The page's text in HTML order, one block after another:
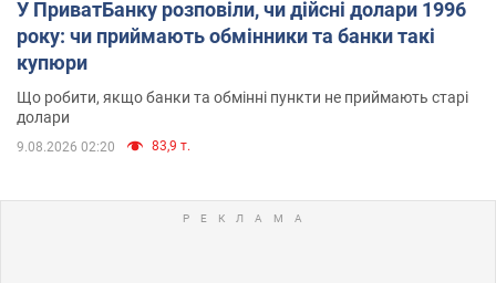
У ПриватБанку розповіли, чи дійсні долари 1996
року: чи приймають обмінники та банки такі
купюри
Що робити, якщо банки та обмінні пункти не приймають старі
долари
9.08.2026 02:20 83,9 т.